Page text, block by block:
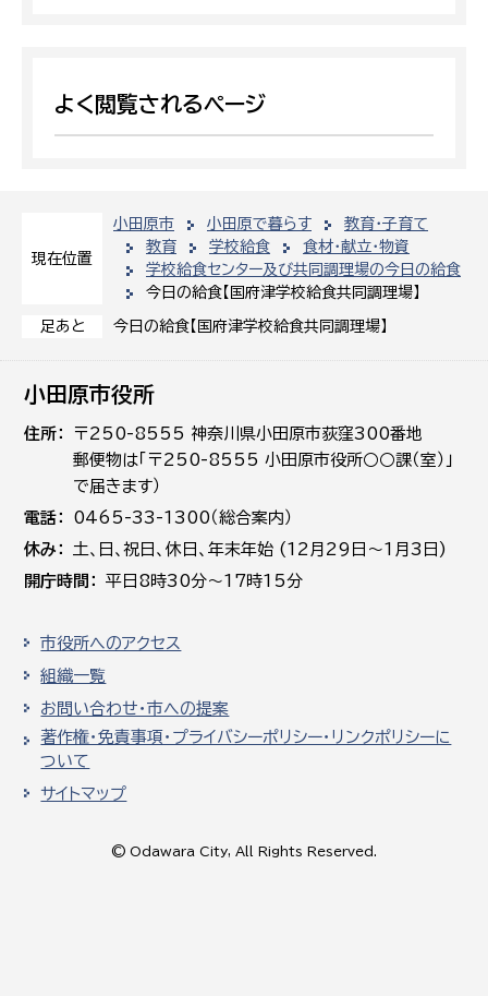
現在位置
小田原市 小田原で暮らす
教育・子育て
教育
学校給食
食材・献立・物資
学校給食センター及び共同調理場の今日の給食
今日の給食【国府津学校給食共同調理場】
足あと 今日の給食【国府津学校給食共同調理場】
よく閲覧されるページ
小田原市役所
住所
〒250-8555 神奈川県小田原市荻窪300番地
郵便物は「〒250-8555 小田原市役所○○課（室）」
で届きます）
電話
0465-33-1300（総合案内）
休み
土､日､祝日、休日、年末年始 (12月29日～1月3日)
開庁時間
平日8時30分～17時15分
市役所へのアクセス
組織一覧
お問い合わせ・市への提案
著作権・免責事項・プライバシーポリシー・リンクポリシーに
ついて
サイトマップ
© Odawara City, All Rights Reserved.